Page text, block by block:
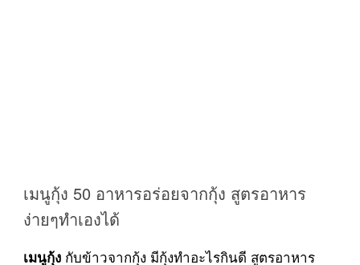
เมนูกุ้ง 50 อาหารอร่อยจากกุ้ง สูตรอาหาร
ง่ายๆทำเองได้
เมนูกุ้งกับข้าวจากกุ้ง มีกุ้งทำอะไรกินดี สูตรอาหาร